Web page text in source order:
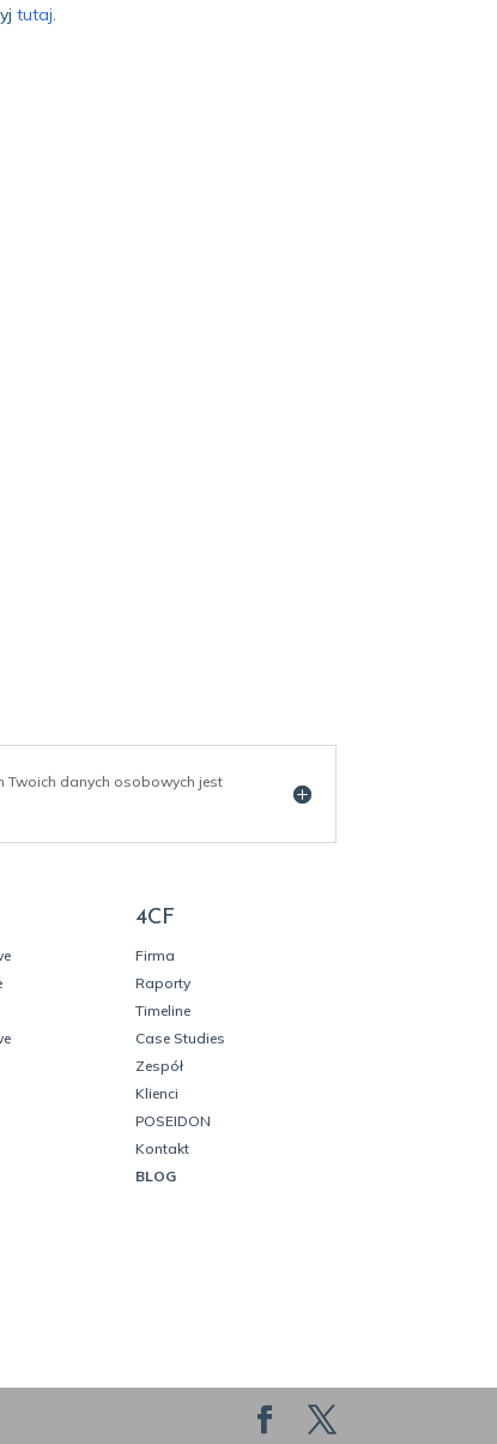
tutaj.
Twoich danych osobowych jest
4CF
Firma
Raporty
Timeline
Case Studies
Zespół
Klienci
POSEIDON
Kontakt
BLOG